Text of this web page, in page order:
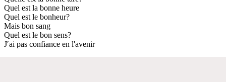
Quel est la bonne heure
Quel est le bonheur?
Mais bon sang
Quel est le bon sens?
J′ai pas confiance en l'avenir